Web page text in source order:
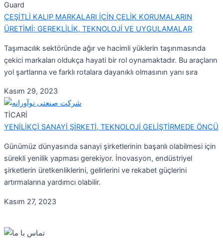
Guard
ÇEŞİTLİ KALIP MARKALARI İÇİN ÇELİK KORUMALARIN
ÜRETİMİ: GEREKLİLİK, TEKNOLOJİ VE UYGULAMALAR
Taşımacılık sektöründe ağır ve hacimli yüklerin taşınmasında
çekici markaları oldukça hayati bir rol oynamaktadır. Bu araçların
yol şartlarına ve farklı rotalara dayanıklı olmasının yanı sıra
Kasım 29, 2023
TİCARİ
YENİLİKÇİ SANAYİ ŞİRKETİ, TEKNOLOJİ GELİŞTİRMEDE ÖNCÜ
Günümüz dünyasında sanayi şirketlerinin başarılı olabilmesi için
sürekli yenilik yapması gerekiyor. İnovasyon, endüstriyel
şirketlerin üretkenliklerini, gelirlerini ve rekabet güçlerini
artırmalarına yardımcı olabilir.
Kasım 27, 2023